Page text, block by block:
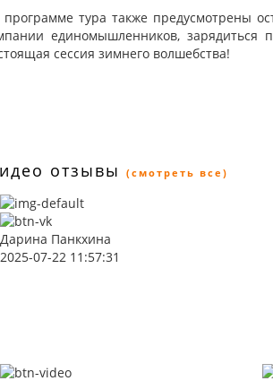
программе тура также предусмотрены
единомышленников,
сессия зимнего волшебства!
отзывы (смотреть все)
Дарина Панкхина
2025-07-22 11:57:31